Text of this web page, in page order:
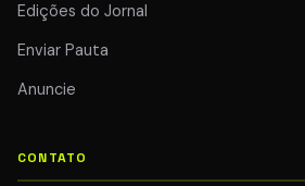
Edições do Jornal
Enviar Pauta
Anuncie
CONTATO